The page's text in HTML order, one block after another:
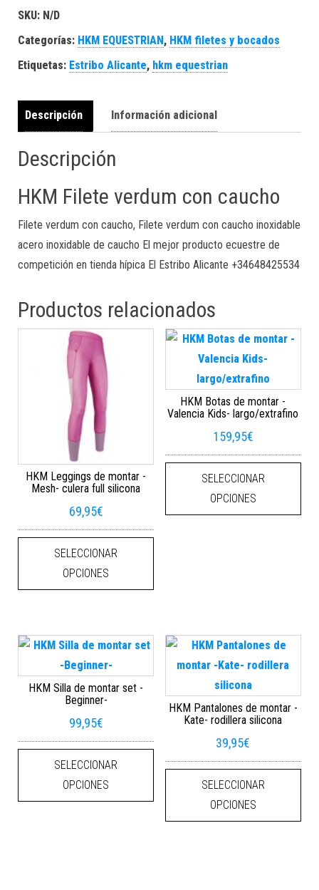
SKU: N/D
Categorías: HKM EQUESTRIAN, HKM filetes y bocados
Etiquetas: Estribo Alicante, hkm equestrian
Descripción Información adicional
Descripción
HKM Filete verdum con caucho
Filete verdum con caucho, Filete verdum con caucho inoxidable
acero inoxidable de caucho El mejor producto ecuestre de
competición en tienda hípica El Estribo Alicante +34648425534
Productos relacionados
HKM Leggings de montar -
Mesh- culera full silicona
69,95€
SELECCIONAR
OPCIONES
Este producto tiene múltiples
HKM Botas de montar -
Valencia Kids- largo/extrafino
159,95€
SELECCIONAR
OPCIONES
HKM Silla de montar set -
Beginner-
99,95€
SELECCIONAR
OPCIONES
Este producto tiene múltiples
HKM Pantalones de montar -
Kate- rodillera silicona
39,95€
SELECCIONAR
OPCIONES